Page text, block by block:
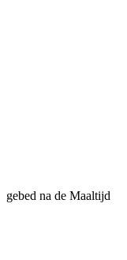
gebed na de Maaltijd